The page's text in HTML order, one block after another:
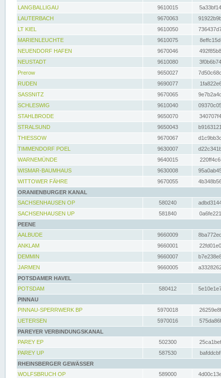
LANGBALLIGAU
9610015
LAUTERBACH
9670063
LT KIEL
9610050
MARIENLEUCHTE
9610075
NEUENDORF HAFEN
9670046
NEUSTADT
9610080
Prerow
9650027
RUDEN
9690077
SASSNITZ
9670065
SCHLESWIG
9610040
STAHLBRODE
9650070
STRALSUND
9650043
THIESSOW
9670067
TIMMENDORF POEL
9630007
WARNEMÜNDE
9640015
WISMAR-BAUMHAUS
9630008
WITTOWER FÄHRE
9670055
ORANIENBURGER KANAL
SACHSENHAUSEN OP
580240
SACHSENHAUSEN UP
581840
PEENE
AALBUDE
9660009
ANKLAM
9660001
DEMMIN
9660007
JARMEN
9660005
POTSDAMER HAVEL
POTSDAM
580412
PINNAU
PINNAU-SPERRWERK BP
5970018
UETERSEN
5970016
PAREYER VERBINDUNGSKANAL
PAREY EP
502300
PAREY UP
587530
RHEINSBERGER GEWÄSSER
WOLFSBRUCH OP
589000